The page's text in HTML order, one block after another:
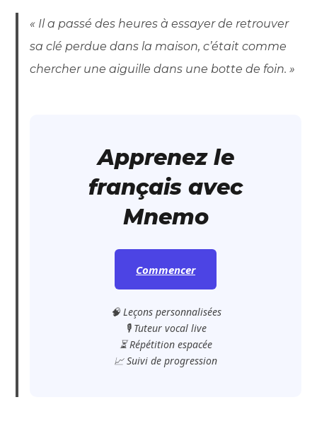
« Il a passé des heures à essayer de retrouver
sa clé perdue dans la maison, c’était comme
chercher une aiguille dans une botte de foin. »
Apprenez le
français avec
Mnemo
Commencer
🧠 Leçons personnalisées
🎙️ Tuteur vocal live
⏳ Répétition espacée
📈 Suivi de progression